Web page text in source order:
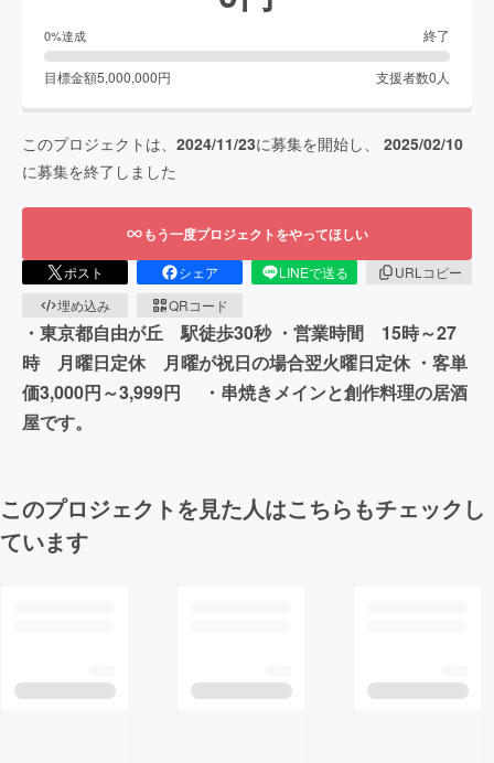
0%達成 終了
目標金額5,000,000円 支援者数0 人
このプロジェクトは、 2024/11/23に募集を開始し、 2025/02/10
に募集を終了しました
もう一度プロジェクトをやってほしい
ポスト シェア LINEで送る
URLコピー
埋め込み
QRコード
・東京都自由が丘 駅徒歩30秒 ・営業時間 15時～27
時 月曜日定休 月曜が祝日の場合翌火曜日定休 ・客単
価3,000円～3,999円 ・串焼きメインと創作料理の居酒
屋です。
このプロジェクトを見た人はこちらもチェックし
ています